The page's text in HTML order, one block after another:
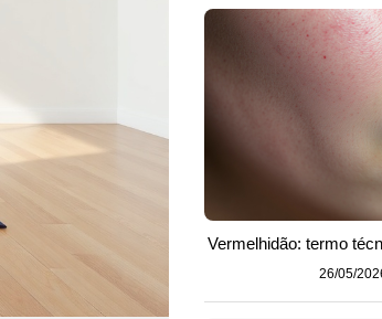
Vermelhidão: termo
26/05/